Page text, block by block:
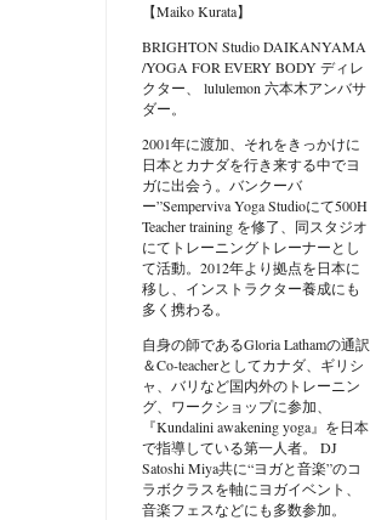
【Maiko Kurata】
BRIGHTON Studio DAIKANYAMA
/YOGA FOR EVERY BODY ディレ
クター、 lululemon 六本木アンバサ
ダー。
2001年に渡加、それをきっかけに
日本とカナダを行き来する中でヨ
ガに出会う。バンクーバ
ー”Semperviva Yoga Studioにて500H
Teacher training を修了、同スタジオ
にてトレーニングトレーナーとし
て活動。2012年より拠点を日本に
移し、インストラクター養成にも
多く携わる。
自身の師であるGloria Lathamの通訳
＆Co-teacherとしてカナダ、ギリシ
ャ、バリなど国内外のトレーニン
グ、ワークショップに参加、
『Kundalini awakening yoga』を日本
で指導している第一人者。 DJ
Satoshi Miya共に“ヨガと音楽”のコ
ラボクラスを軸にヨガイベント、
音楽フェスなどにも多数参加。